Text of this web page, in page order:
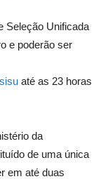
Seleção Unificada
e poderão ser
até as 23 horas
da
de uma única
em até duas